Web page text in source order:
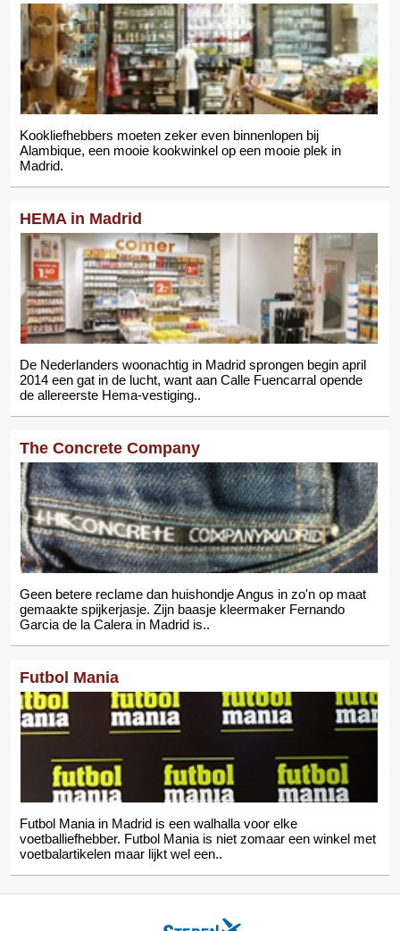
Kookliefhebbers moeten zeker even binnenlopen bij
Alambique, een mooie kookwinkel op een mooie plek in
Madrid.
HEMA in Madrid
De Nederlanders woonachtig in Madrid sprongen begin april
2014 een gat in de lucht, want aan Calle Fuencarral opende
de allereerste Hema-vestiging..
The Concrete Company
Geen betere reclame dan huishondje Angus in zo'n op maat
gemaakte spijkerjasje. Zijn baasje kleermaker Fernando
Garcia de la Calera in Madrid is..
Futbol Mania
Futbol Mania in Madrid is een walhalla voor elke
voetballiefhebber. Futbol Mania is niet zomaar een winkel met
voetbalartikelen maar lijkt wel een..